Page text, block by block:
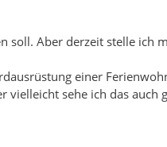
Aber derzeit stelle ich
einer
sehe ich das auch